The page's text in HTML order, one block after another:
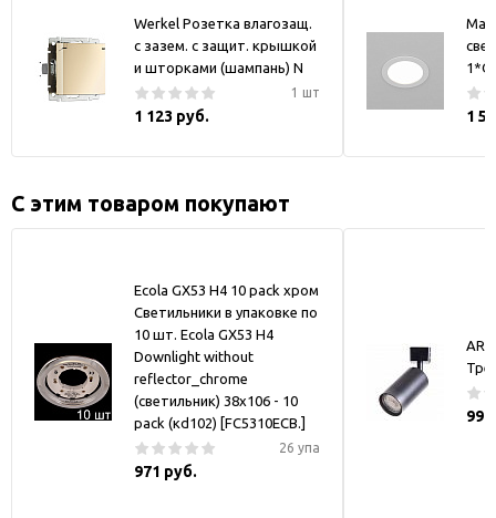
Werkel Розетка влагозащ.
с зазем. с защит. крышкой
и шторками (шампань) N
1 шт
1 123 руб. 1
С этим товаром покупают
Ecola GX53 H4 10 pack хром
Светильники в упаковке по
10 шт. Ecola GX53 H4
Downlight without
reflector_chrome
(светильник) 38x106 - 10
pack (кd102) [FC5310ECB.]
26 упа
971 руб.